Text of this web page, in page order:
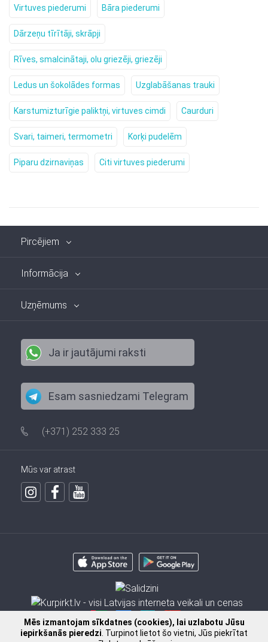
Mēs izmantojam sīkdatnes (cookies), lai uzlabotu Jūsu
iepirkšanās pieredzi . Turpinot lietot šo vietni, Jūs piekrītat
Virtuves piederumi Bāra piederumi
Dārzeņu tīrītāji, skrāpji
Rīves, smalcinātaji, olu griezēji, griezēji
Ledus un šokolādes formas Uzglabāšanas trauki
Karstumizturīgie paliktņi, virtuves cimdi Caurduri
Svari, taimeri, termometri Korķi pudelēm
Piparu dzirnaviņas Citi virtuves piederumi
Pircējiem
Informācija
Uzņēmums
Ja ir jautājumi raksti
Esam sasniedzami Telegram
(+371) 252 333 25
Mūs var atrast